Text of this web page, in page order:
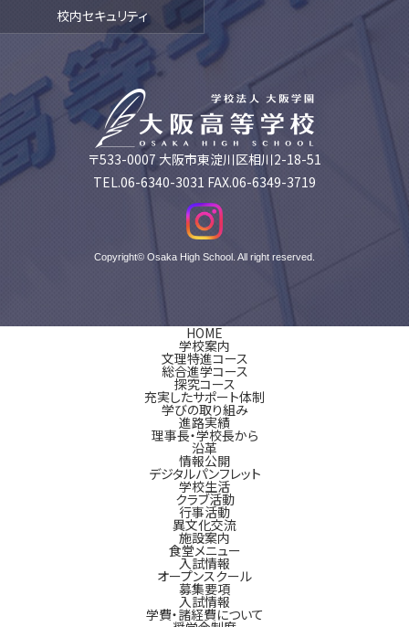
校内セキュリティ
〒533-0007 大阪市東淀川区相川2-18-51
TEL.06-6340-3031 FAX.06-6349-3719
Copyright© Osaka High School. All right reserved.
HOME
学校案内
文理特進コース
総合進学コース
探究コース
充実したサポート体制
学びの取り組み
進路実績
理事長・学校長から
沿革
情報公開
デジタルパンフレット
学校生活
クラブ活動
行事活動
異文化交流
施設案内
食堂メニュー
入試情報
オープンスクール
募集要項
入試情報
学費・諸経費について